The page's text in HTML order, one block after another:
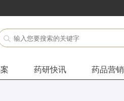
药研快讯 药品营销